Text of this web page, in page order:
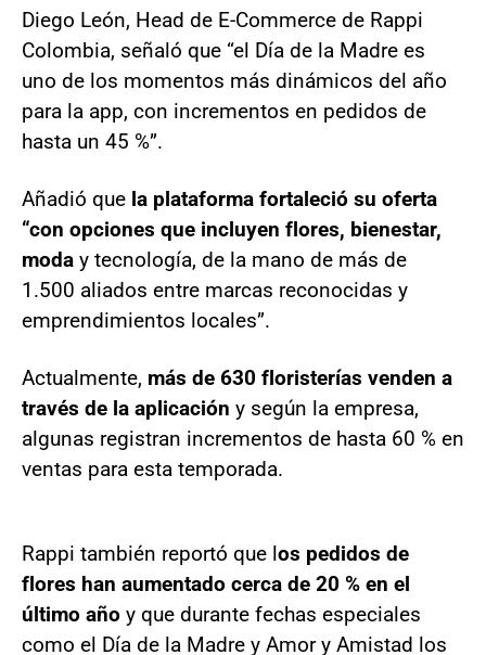
Diego León, Head de E-Commerce de Rappi
Colombia, señaló que “el Día de la Madre es
uno de los momentos más dinámicos del año
para la app, con incrementos en pedidos de
hasta un 45 %”.
Añadió que la plataforma fortaleció su oferta
“con opciones que incluyen flores, bienestar,
moda y tecnología, de la mano de más de
1.500 aliados entre marcas reconocidas y
emprendimientos locales”.
Actualmente, más de 630 floristerías venden a
través de la aplicación y según la empresa,
algunas registran incrementos de hasta 60 % en
ventas para esta temporada.
Rappi también reportó que los pedidos de
flores han aumentado cerca de 20 % en el
último año y que durante fechas especiales
como el Día de la Madre y Amor y Amistad los